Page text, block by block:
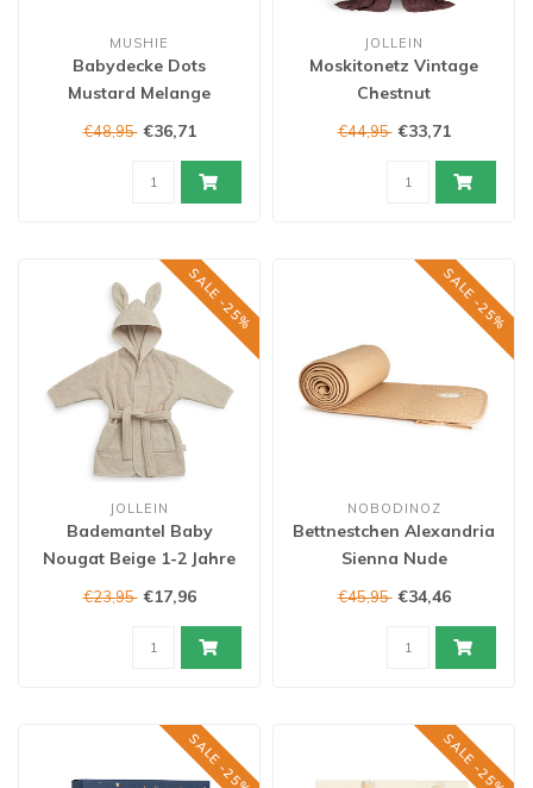
MUSHIE
Babydecke Dots
Mustard Melange
€48,95 €36,71
JOLLEIN
Moskitonetz Vintage
Chestnut
€44,95 €33,71
SALE -25%
JOLLEIN
Bademantel Baby
Nougat Beige 1-2 Jahre
€23,95 €17,96
SALE -25%
NOBODINOZ
Bettnestchen Alexandria
Sienna Nude
€45,95 €34,46
SALE -25% SALE -25%